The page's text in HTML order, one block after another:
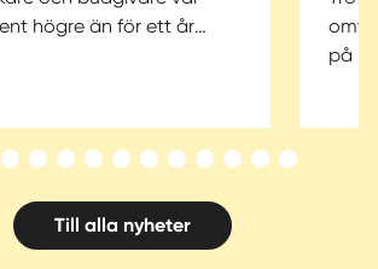
högre än för ett år
på
Till alla nyheter